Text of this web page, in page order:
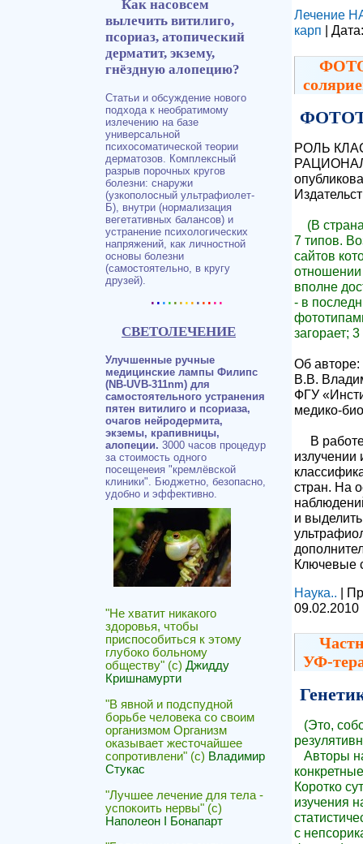
Как насовсем
вылечить витилиго,
псориаз, атопический
дерматит, экзему,
гнёздную алопецию?
Статьи и обсуждение нового
подхода к необратимому
излечению на базе
универсальной
психосоматической теории
дерматозов. Комплексный
разрыв порочных кругов
болезни: снаружи
(узкополосный ультрафиолет-
Б), внутри (нормализация
вегетативных балансов) и
устранение психологических
напряжений, как личностной
основы болезни
(самостоятельно, в кругу
друзей).
.............
СВЕТОЛЕЧЕНИЕ
Улучшенные ручные
медицинские лампы Филипс
(NB-UVB-311nm) для
самостоятельного устранения
пятен витилиго и псориаза,
очагов нейродермита,
экземы, крапивницы,
алопеции. 3000 часов процедур
за стоимость одного
посещенеия "кремлёвской
клиники". Бюджетно, безопасно,
удобно и эффективно.
"Не хватит никакого
здоровья, чтобы
приспособиться к этому
глубоко больному
обществу" (с) Джидду
Кришнамурти
"В явной и подспудной
борьбе человека со своим
организмом Организм
оказывает жесточайшее
сопротивлени" (с) Владимир
Стукас
"Лучшее лечение для тела -
успокоить нервы" (с)
Наполеон I Бонапарт
Лечение
карп |
РОЛЬ
(В
7 типов.
сайтов
вполне
- в
загорает;
Об авторе:
B.B.
ФГУ
медико-
В работе
излучении
стран. На
и
Ключевые
Наука.. |
09.02.2010
УФ-
(Это,
Авторы
Коротко
изучения
с